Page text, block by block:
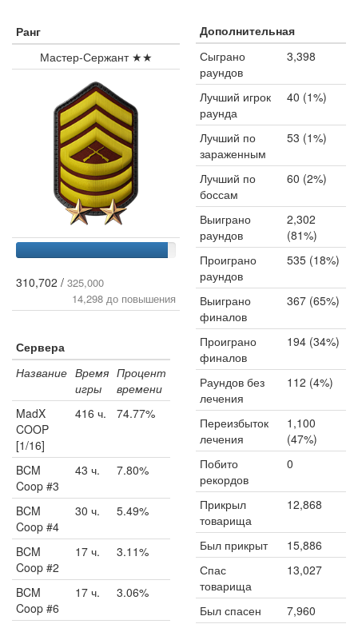
Ранг
Мастер-Сержант ★★
310,702 / 325,000
14,298 до повышения
Сервера
Название Время
игры
Процент
времени
MadX
COOP
[1/16]
416 ч. 74.77%
BCM
Coop #3
43 ч. 7.80%
BCM
Coop #4
30 ч. 5.49%
BCM
Coop #2
17 ч. 3.11%
BCM
Coop #6
17 ч. 3.06%
Дополнительная
Сыграно
раундов
3,398
Лучший игрок
раунда
40 (1%)
Лучший по
зараженным
53 (1%)
Лучший по
боссам
60 (2%)
Выиграно
раундов
2,302
(81%)
Проиграно
раундов
535 (18%)
Выиграно
финалов
367 (65%)
Проиграно
финалов
194 (34%)
Раундов без
лечения
112 (4%)
Переизбыток
лечения
1,100
(47%)
Побито
рекордов
0
Прикрыл
товарища
12,868
Был прикрыт
15,886
Спас
товарища
13,027
Был спасен
7,960